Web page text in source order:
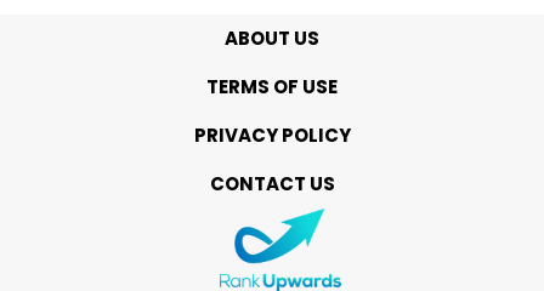
ABOUT US
TERMS OF USE
PRIVACY POLICY
CONTACT US